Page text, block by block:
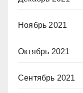
Ноябрь 2021
Октябрь 2021
Сентябрь 2021